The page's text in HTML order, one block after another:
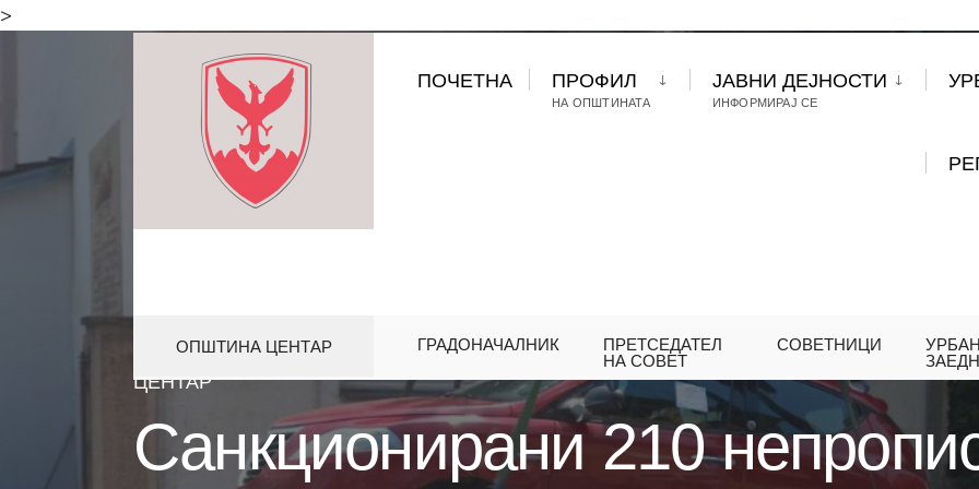
>
ПОЧЕТНА ПРОФИЛ
НА ОПШТИНАТА
ЈАВНИ ДЕЈНОСТИ
ИНФОРМИРАЈ СЕ
ОПШТИНА ЦЕНТАР ГРАДОНАЧАЛНИК
ПРЕТСЕДАТЕЛ
НА СОВЕТ
СОВЕТНИЦИ
HOME UNCATEGORIZED
САНКЦИОНИРАНИ 210 НЕПРОПИСНО ПАРКИРАНИ
ЦЕНТАР
Санкционирани 210